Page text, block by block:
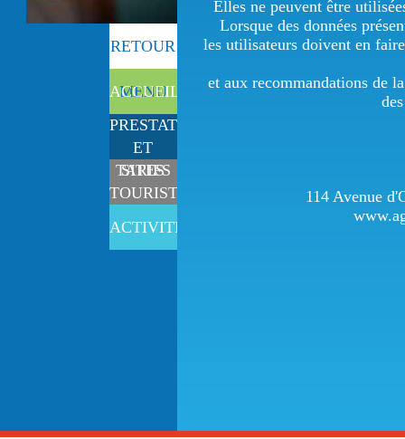
RETOUR
MENU
ACCUEIL
PRESTATIONS
ET
TARIFS
SITES
TOURISTIQUES
ACTIVITÉS
Elles ne peuvent être
Lorsque des données
les utilisateurs doivent en
et aux recommandations de
114 Avenue